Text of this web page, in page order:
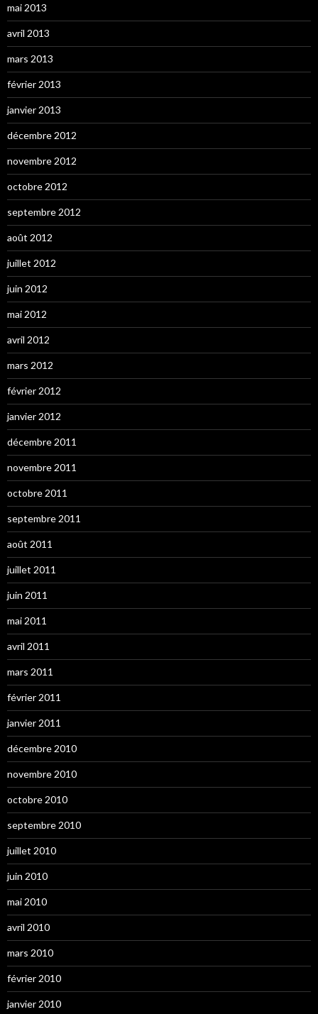
mai 2013
avril 2013
mars 2013
février 2013
janvier 2013
décembre 2012
novembre 2012
octobre 2012
septembre 2012
août 2012
juillet 2012
juin 2012
mai 2012
avril 2012
mars 2012
février 2012
janvier 2012
décembre 2011
novembre 2011
octobre 2011
septembre 2011
août 2011
juillet 2011
juin 2011
mai 2011
avril 2011
mars 2011
février 2011
janvier 2011
décembre 2010
novembre 2010
octobre 2010
septembre 2010
juillet 2010
juin 2010
mai 2010
avril 2010
mars 2010
février 2010
janvier 2010